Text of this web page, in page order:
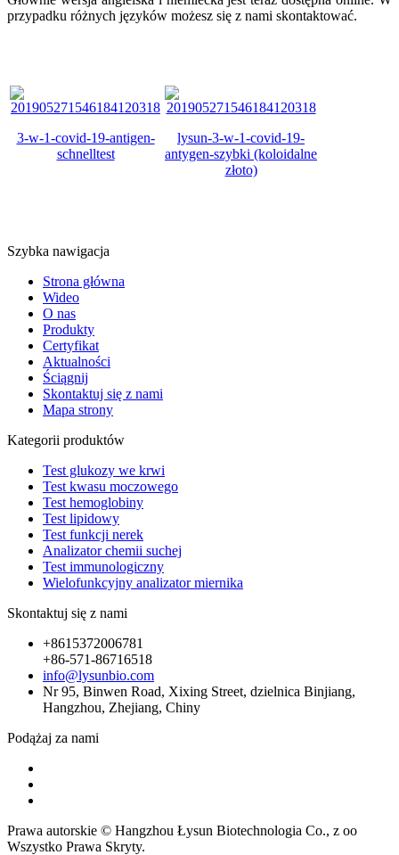
przypadku różnych języków możesz się z nami skontaktować.
3-w-1-covid-19-antigen-
schnelltest
lysun-3-w-1-covid-19-
antygen-szybki (koloidalne
złoto)
Szybka nawigacja
Strona główna
Wideo
O nas
Produkty
Certyfikat
Aktualności
Ściągnij
Skontaktuj się z nami
Mapa strony
Kategorii produktów
Test glukozy we krwi
Test kwasu moczowego
Test hemoglobiny
Test lipidowy
Test funkcji nerek
Analizator chemii suchej
Test immunologiczny
Wielofunkcyjny analizator miernika
Skontaktuj się z nami
+8615372006781
+86-571-86716518
info@lysunbio.com
Nr 95, Binwen Road, Xixing Street, dzielnica Binjiang,
Hangzhou, Zhejiang, Chiny
Podążaj za nami
Prawa autorskie © Hangzhou Łysun Biotechnologia Co., z oo
Wszystko Prawa Skryty.